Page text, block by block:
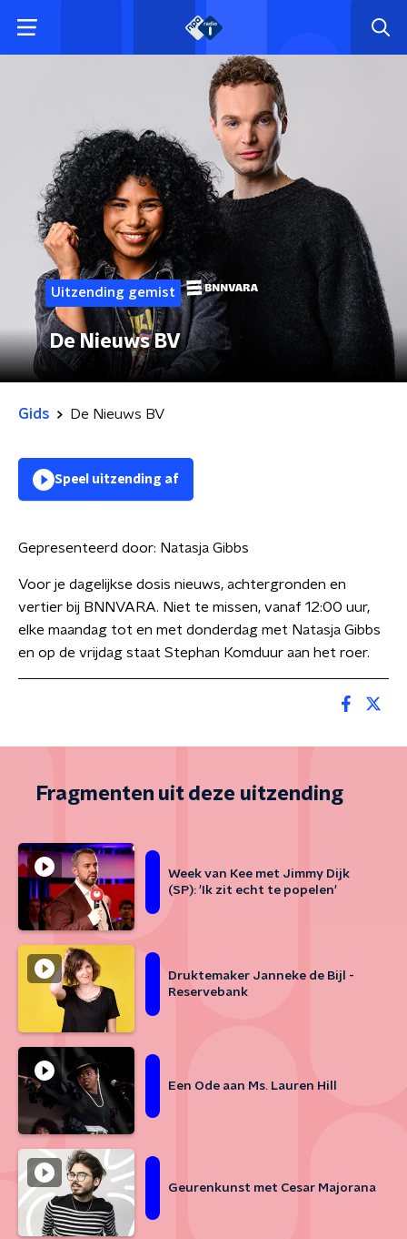
Uitzending gemist
De Nieuws BV
Gids De Nieuws BV
Speel uitzending af
Gepresenteerd door: Natasja Gibbs
Voor je dagelijkse dosis nieuws, achtergronden en
vertier bij BNNVARA. Niet te missen, vanaf 12:00 uur,
elke maandag tot en met donderdag met Natasja Gibbs
en op de vrijdag staat Stephan Komduur aan het roer.
Fragmenten uit deze uitzending
Week van Kee met Jimmy Dijk
(SP): 'Ik zit echt te popelen'
Druktemaker Janneke de Bijl -
Reservebank
Een Ode aan Ms. Lauren Hill
Geurenkunst met Cesar Majorana